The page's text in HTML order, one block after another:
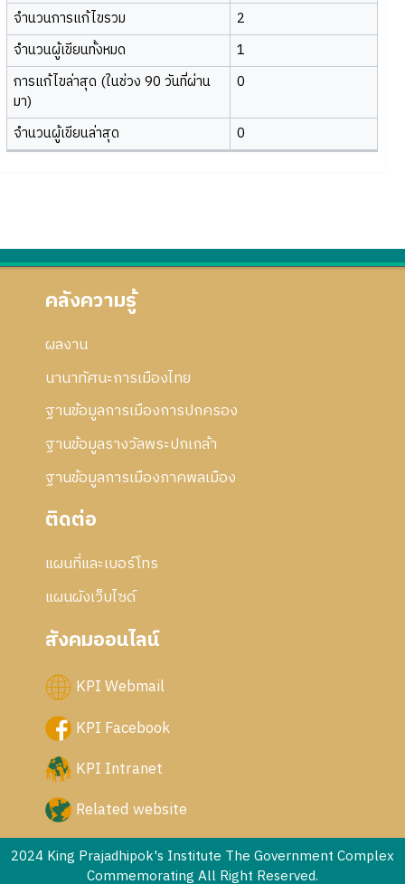
จำนวนการแก้ไขรวม
2
จำนวนผู้เขียนทั้งหมด
1
การแก้ไขล่าสุด (ในช่วง 90 วันที่ผ่าน
มา)
0
จำนวนผู้เขียนล่าสุด 0
คลังความรู้
ผลงาน
นานาทัศนะการเมืองไทย
ฐานข้อมูลการเมืองการปกครอง
ฐานข้อมูลรางวัลพระปกเกล้า
ฐานข้อมูลการเมืองภาคพลเมือง
ติดต่อ
แผนที่และเบอร์โทร
แผนผังเว็บไซด์
สังคมออนไลน์
KPI Webmail
KPI Facebook
KPI Intranet
Related website
2024 King Prajadhipok's Institute The Government Complex
Commemorating All Right Reserved.